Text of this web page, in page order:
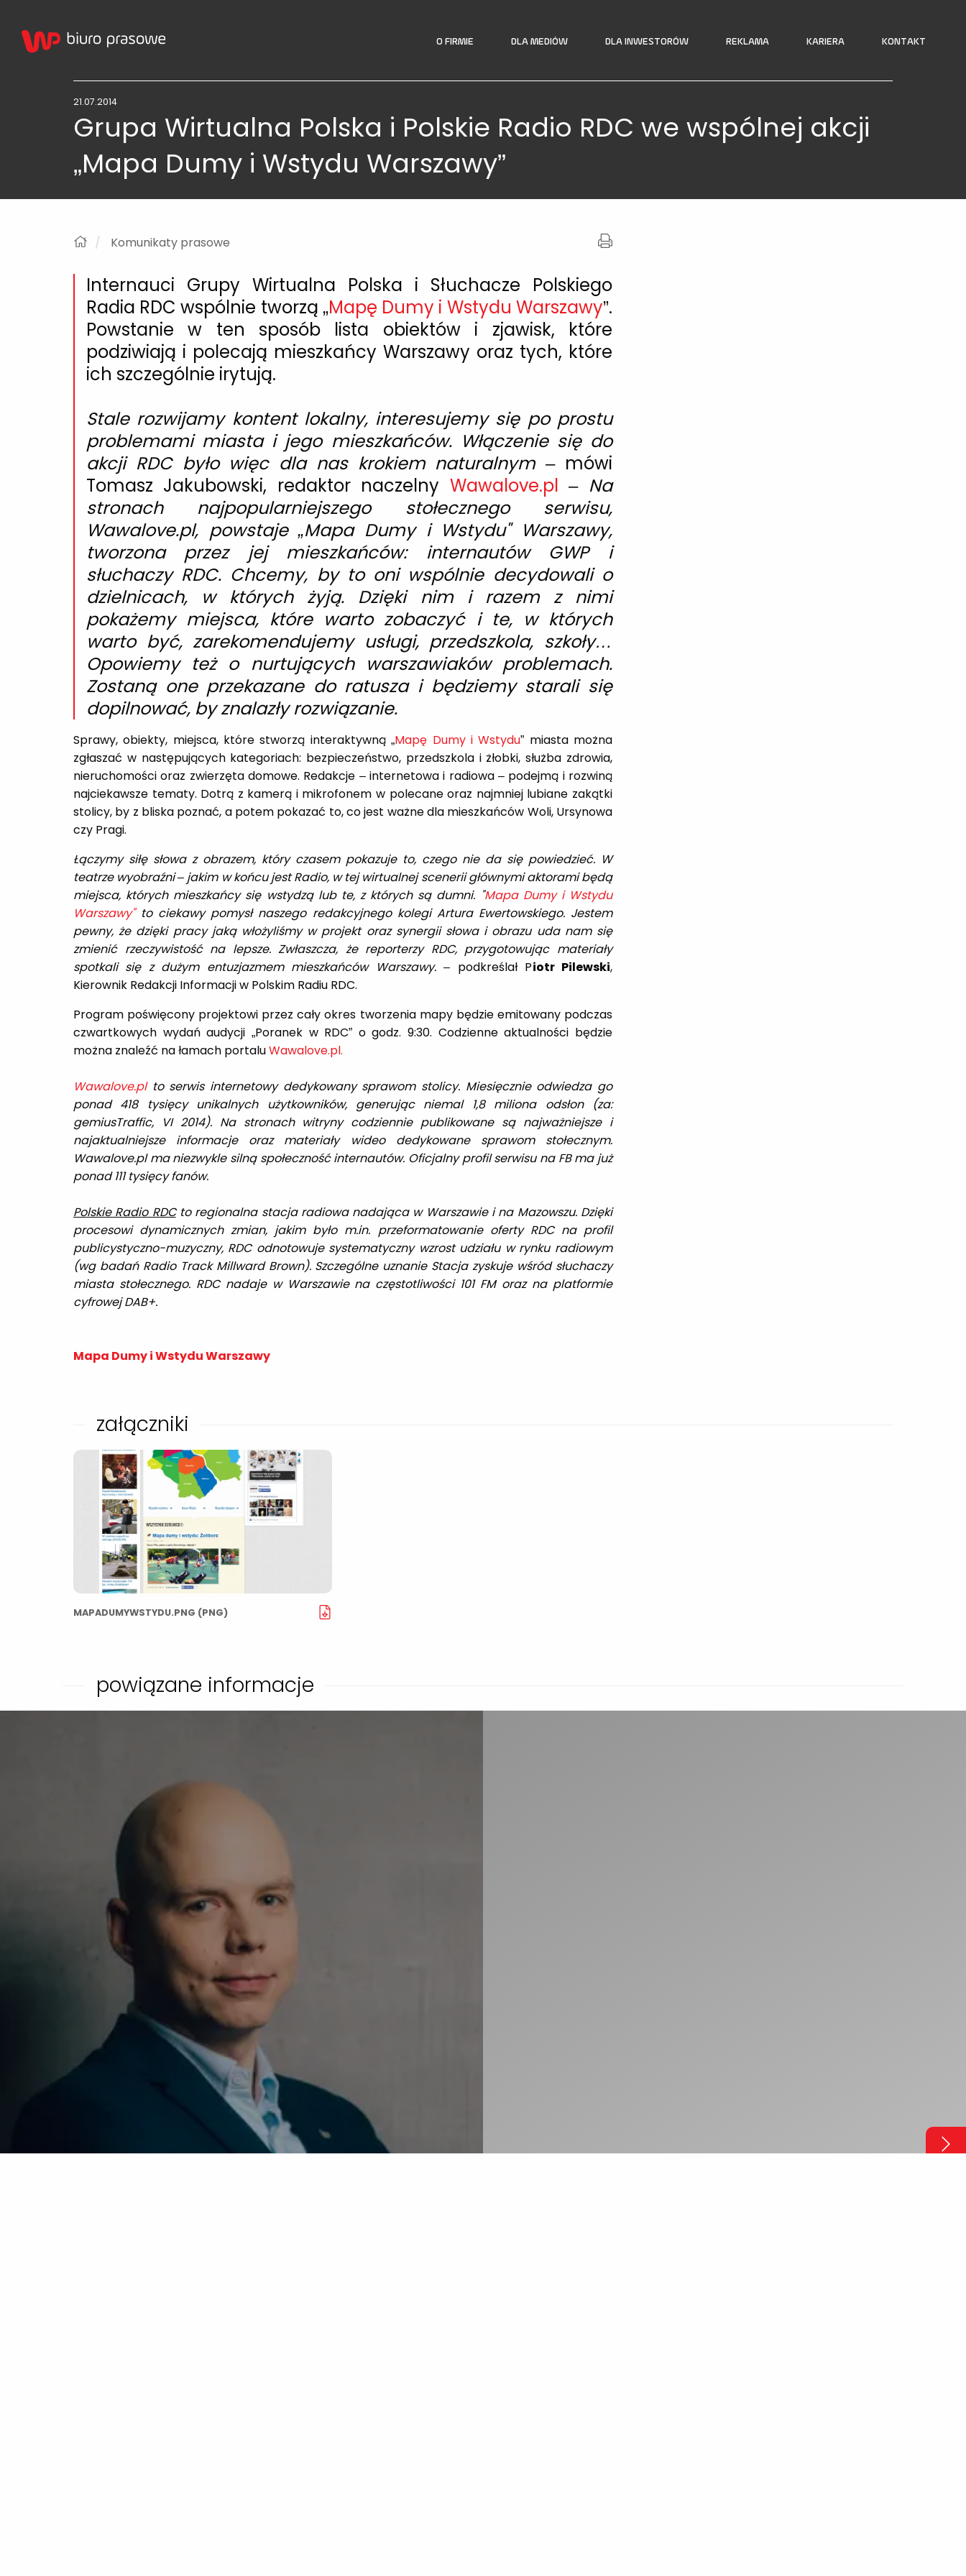
O FIRMIE DLA MEDIÓW DLA INWESTORÓW REKLAMA KARIERA KONTAKT
21.07.2014
Grupa Wirtualna Polska i Polskie Radio RDC we wspólnej akcji
„Mapa Dumy i Wstydu Warszawy”
Komunikaty prasowe
Internauci Grupy Wirtualna Polska i Słuchacze Polskiego
Radia RDC wspólnie tworzą „Mapę Dumy i Wstydu Warszawy”.
Powstanie w ten sposób lista obiektów i zjawisk, które
podziwiają i polecają mieszkańcy Warszawy oraz tych, które
ich szczególnie irytują.
Stale rozwijamy kontent lokalny, interesujemy się po prostu
problemami miasta i jego mieszkańców. Włączenie się do
akcji RDC było więc dla nas krokiem naturalnym– mówi
Tomasz Jakubowski, redaktor naczelny Wawalove.pl – Na
stronach najpopularniejszego stołecznego serwisu,
Wawalove.pl, powstaje „Mapa Dumy i Wstydu" Warszawy,
tworzona przez jej mieszkańców: internautów GWP i
słuchaczy RDC. Chcemy, by to oni wspólnie decydowali o
dzielnicach, w których żyją. Dzięki nim i razem z nimi
pokażemy miejsca, które warto zobaczyć i te, w których
warto być, zarekomendujemy usługi, przedszkola, szkoły…
Opowiemy też o nurtujących warszawiaków problemach.
Zostaną one przekazane do ratusza i będziemy starali się
dopilnować, by znalazły rozwiązanie.
Sprawy, obiekty, miejsca, które stworzą interaktywną „Mapę Dumy i Wstydu” miasta można
zgłaszać w następujących kategoriach: bezpieczeństwo, przedszkola i żłobki, służba zdrowia,
nieruchomości oraz zwierzęta domowe. Redakcje – internetowa i radiowa – podejmą i rozwiną
najciekawsze tematy. Dotrą z kamerą i mikrofonem w polecane oraz najmniej lubiane zakątki
stolicy, by z bliska poznać, a potem pokazać to, co jest ważne dla mieszkańców Woli, Ursynowa
czy Pragi.
Łączymy siłę słowa z obrazem, który czasem pokazuje to, czego nie da się powiedzieć. W
teatrze wyobraźni – jakim w końcu jest Radio, w tej wirtualnej scenerii głównymi aktorami będą
miejsca, których mieszkańcy się wstydzą lub te, z których są dumni. "Mapa Dumy i Wstydu
Warszawy"to ciekawy pomysł naszego redakcyjnego kolegi Artura Ewertowskiego. Jestem
pewny, że dzięki pracy jaką włożyliśmy w projekt oraz synergii słowa i obrazu uda nam się
zmienić rzeczywistość na lepsze. Zwłaszcza, że reporterzy RDC, przygotowując materiały
spotkali się z dużym entuzjazmem mieszkańców Warszawy. – podkreślał Piotr Pilewski,
Kierownik Redakcji Informacji w Polskim Radiu RDC.
Program poświęcony projektowi przez cały okres tworzenia mapy będzie emitowany podczas
czwartkowych wydań audycji „Poranek w RDC” o godz. 9:30. Codzienne aktualności będzie
można znaleźć na łamach portaluWawalove.pl.
Wawalove.plto serwis internetowy dedykowany sprawom stolicy. Miesięcznie odwiedza go
ponad 418 tysięcy unikalnych użytkowników, generując niemal 1,8 miliona odsłon (za:
gemiusTraffic, VI 2014). Na stronach witryny codziennie publikowane są najważniejsze i
najaktualniejsze informacje oraz materiały wideo dedykowane sprawom stołecznym.
Wawalove.pl ma niezwykle silną społeczność internautów. Oficjalny profil serwisu na FB ma już
ponad 111 tysięcy fanów.
Polskie Radio RDCto regionalna stacja radiowa nadająca w Warszawie i na Mazowszu. Dzięki
procesowi dynamicznych zmian, jakim było m.in. przeformatowanie oferty RDC na profil
publicystyczno-muzyczny, RDC odnotowuje systematyczny wzrost udziału w rynku radiowym
(wg badań Radio Track Millward Brown). Szczególne uznanie Stacja zyskuje wśród słuchaczy
miasta stołecznego. RDC nadaje w Warszawie na częstotliwości 101 FM oraz na platformie
cyfrowej DAB+.
Mapa Dumy i Wstydu Warszawy
załączniki
MAPADUMYWSTYDU.PNG (PNG)
powiązane informacje